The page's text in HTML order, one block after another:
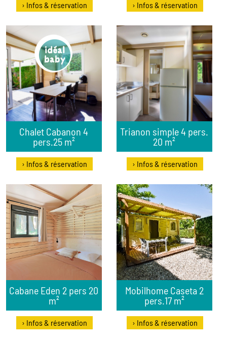
› Infos & réservation › Infos & réservation
Chalet Cabanon 4
pers.25 m²
› Infos & réservation
Trianon simple 4 pers.
20 m²
› Infos & réservation
Cabane Eden 2 pers 20
m²
› Infos & réservation
Mobilhome Caseta 2
pers.17 m²
› Infos & réservation